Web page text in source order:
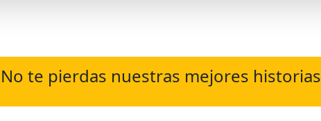
No te pierdas nuestras mejores historias